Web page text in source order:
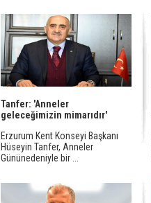
Tanfer: 'Anneler
geleceğimizin mimarıdır'
Erzurum Kent Konseyi Başkanı
Hüseyin Tanfer, Anneler
Gününedeniyle bir ...